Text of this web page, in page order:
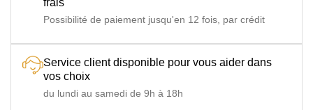
Possibilité de paiement jusqu'en 12 fois, par crédit
Service client disponible pour vous aider dans
vos choix
du lundi au samedi de 9h à 18h